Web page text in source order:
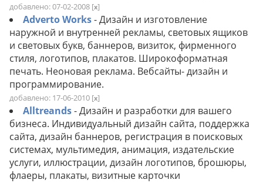
добавлено: 07-02-2008 [x]
Adverto Works- Дизайн и изготовление
наружной и внутренней рекламы, световых ящиков
и световых букв, баннеров, визиток, фирменного
стиля, логотипов, плакатов. Широкоформатная
печать. Неоновая реклама. Вебсайты- дизайн и
программирование.
добавлено: 17-06-2010 [x]
Alltreands- Дизайн и разработки для вашего
бизнеса. Индивидуальный дизайн сайта, поддержка
сайта, дизайн баннеров, регистрация в поисковых
системах, мультимедия, анимация, издательские
услуги, иллюстрации, дизайн логотипов, брошюры,
флаеры, плакаты, визитные карточки